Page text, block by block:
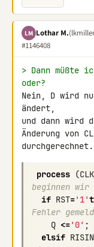
LM Lothar M.
#1146408
> Dann müßte
oder?
Nein, D wird
ändert,
und dann wird
Änderung von
process (CLK
beginnen wir
if RST='1'
Fehler
Q <='0' ;
elsif